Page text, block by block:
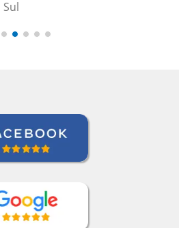
Zack Maher